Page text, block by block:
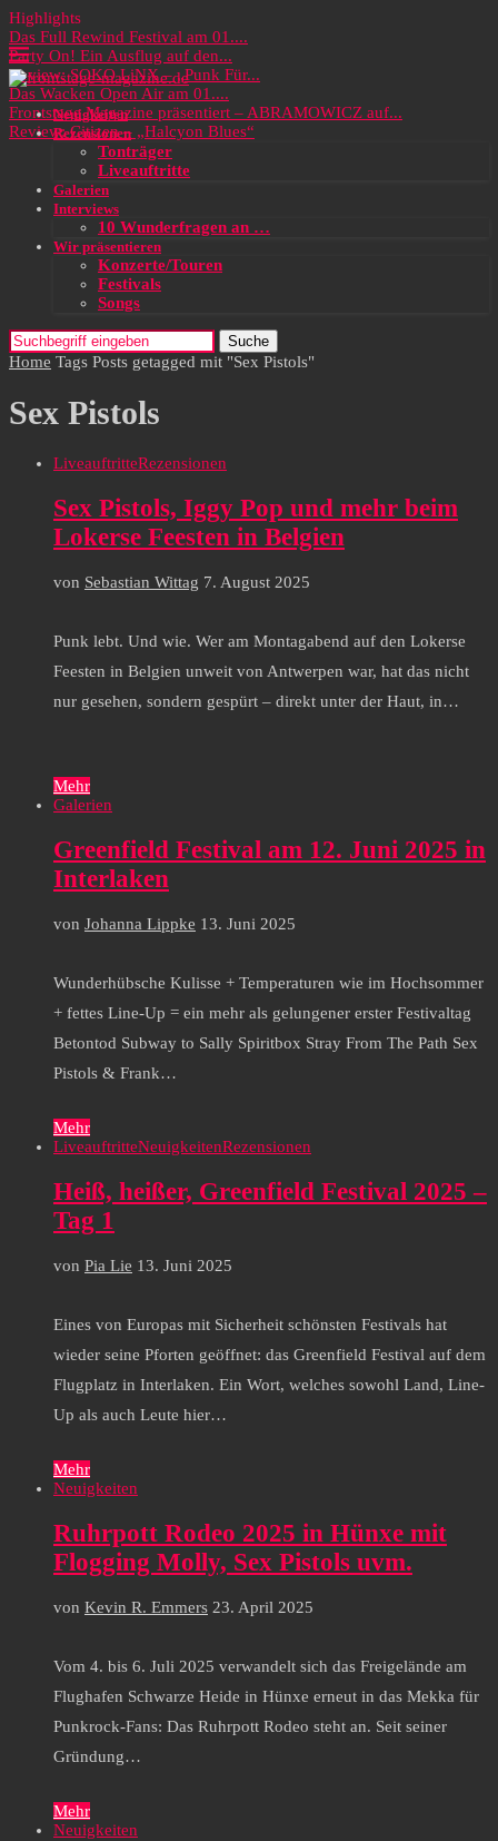
Highlights
Das Full Rewind Festival am 01....
Party On! Ein Ausflug auf den...
Review: SOKO LiNX – „Punk Für...
Das Wacken Open Air am 01....
Frontstage Magazine präsentiert – ABRAMOWICZ auf...
Review: Citizen – „Halcyon Blues“
Neuigkeiten
Rezensionen
Tonträger
Liveauftritte
Galerien
Interviews
10 Wunderfragen an …
Wir präsentieren
Konzerte/Touren
Festivals
Songs
Suche
Home Tags Posts getagged mit "Sex Pistols"
Sex Pistols
LiveauftritteRezensionen
Sex Pistols, Iggy Pop und mehr beim
Lokerse Feesten in Belgien
von Sebastian Wittag 7. August 2025
Punk lebt. Und wie. Wer am Montagabend auf den Lokerse
Feesten in Belgien unweit von Antwerpen war, hat das nicht
nur gesehen, sondern gespürt – direkt unter der Haut, in…
Mehr
Galerien
Greenfield Festival am 12. Juni 2025 in
Interlaken
von Johanna Lippke 13. Juni 2025
Wunderhübsche Kulisse + Temperaturen wie im Hochsommer
+ fettes Line-Up = ein mehr als gelungener erster Festivaltag
Betontod Subway to Sally Spiritbox Stray From The Path Sex
Pistols & Frank…
Mehr
LiveauftritteNeuigkeitenRezensionen
Heiß, heißer, Greenfield Festival 2025 –
Tag 1
von Pia Lie 13. Juni 2025
Eines von Europas mit Sicherheit schönsten Festivals hat
wieder seine Pforten geöffnet: das Greenfield Festival auf dem
Flugplatz in Interlaken. Ein Wort, welches sowohl Land, Line-
Up als auch Leute hier…
Mehr
Neuigkeiten
Ruhrpott Rodeo 2025 in Hünxe mit
Flogging Molly, Sex Pistols uvm.
von Kevin R. Emmers 23. April 2025
Vom 4. bis 6. Juli 2025 verwandelt sich das Freigelände am
Flughafen Schwarze Heide in Hünxe erneut in das Mekka für
Punkrock-Fans: Das Ruhrpott Rodeo steht an. Seit seiner
Gründung…
Mehr
Neuigkeiten